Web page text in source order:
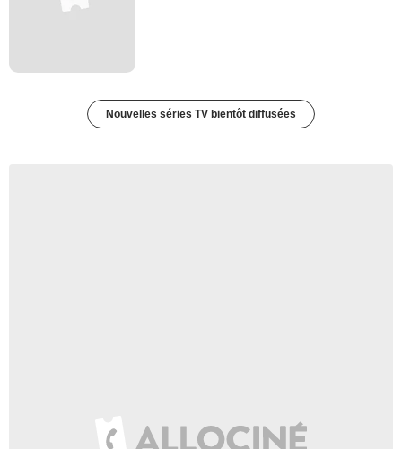
Nouvelles séries TV bientôt diffusées